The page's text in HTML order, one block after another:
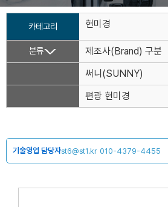
카테고리 현미경
분류
제조사(Brand) 구분
써니(SUNNY)
편광 현미경
기술영업 담당자st6@st1.kr 010-4379-4455